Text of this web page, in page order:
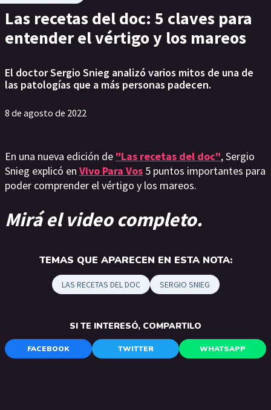
Las recetas del doc: 5 claves para
entender el vértigo y los mareos
El doctor Sergio Snieg analizó varios mitos de una de
las patologías que a más personas padecen.
8 de agosto de 2022
En una nueva edición de "Las recetas del doc", Sergio
Snieg explicó en Vivo Para Vos 5 puntos importantes para
poder comprender el vértigo y los mareos.
Mirá el video completo.
TEMAS QUE APARECEN EN ESTA NOTA:
LAS RECETAS DEL DOC SERGIO SNIEG
SI TE INTERESÓ, COMPARTILO
FACEBOOK TWITTER WHATSAPP